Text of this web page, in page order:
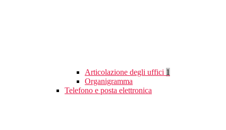
Articolazione degli uffici 1
Organigramma
Telefono e posta elettronica